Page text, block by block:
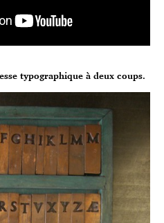
typographique à deux coups.